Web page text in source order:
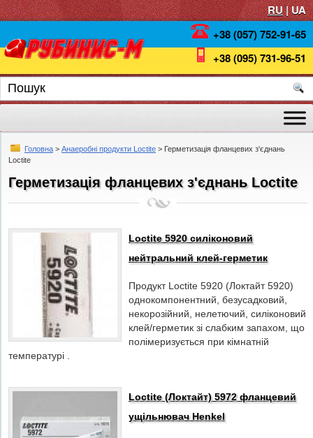
RU| UA
+38 (057) 752-91-65
+38 (095) 731-96-51
Головна > Анаеробні продукти Loctite > Герметизація фланцевих з'єднань
Loctite
Герметизація фланцевих з'єднань Loctite
Loctite 5920 силіконовий
нейтральний клей-герметик
Продукт Loctite 5920 (Локтайт 5920)
однокомпонентний, безусадковий,
некорозійний, нелетючий, силіконовий
клей/герметик зі слабким запахом, що
полімеризується при кімнатній
температурі .
Loctite (Локтайт) 5972 фланцевий
ущільнювач Henkel